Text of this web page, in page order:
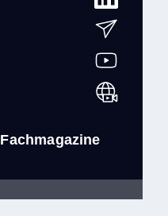
Barrierefreiheit